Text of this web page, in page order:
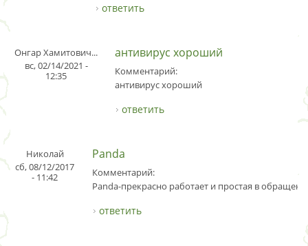
ответить
Онгар Хамитович...
вс, 02/14/2021 -
12:35
антивирус хороший
Комментарий:
антивирус хороший
ответить
Николай
сб, 08/12/2017
- 11:42
Panda
Комментарий:
Panda-прекрасно работает и простая в
ответить